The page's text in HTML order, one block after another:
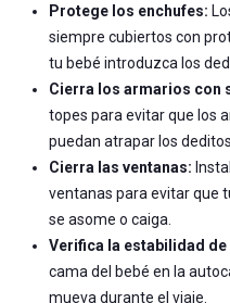
Protege los enchufes:
siempre cubiertos con
tu bebé introduzca los
Cierra los armarios con
topes para evitar que los
puedan atrapar los
Cierra las ventanas:
ventanas para evitar que
se asome o caiga.
Verifica la estabilidad de
cama del bebé en la
mueva durante el viaje.